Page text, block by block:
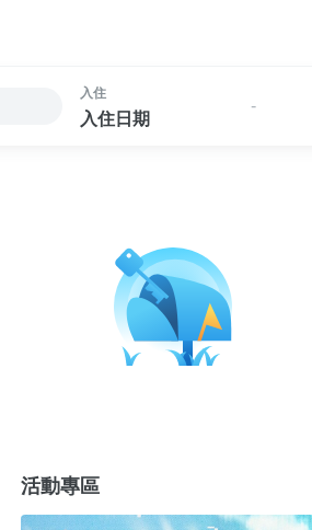
入住
入住日期
-
活動專區